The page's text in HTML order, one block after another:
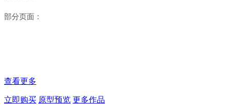
部分页面：
查看更多
立即购买 原型预览 更多作品